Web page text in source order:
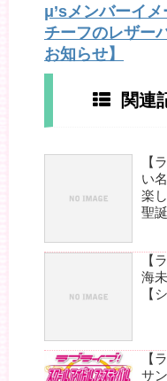
μ’sメンバーイ
チーフのレザー
お知らせ】
関連
【
い
楽
聖誕
【
海
【
【
サ